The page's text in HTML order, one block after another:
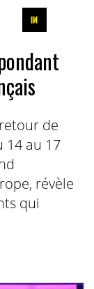
de
14 au 17
révèle
qui